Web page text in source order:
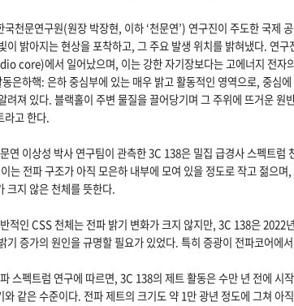
국천문연구원(원장 박장현, 이하 ‘천문연’) 연구진이 주도한 국
이 밝아지는 현상을 포착하고, 그 주요 발생 위치를 밝혀냈다. 연
core)에서 일어났으며, 이는 강한 자기장보다는 고에너지 전자
은하핵: 은하 중심부에 있는 매우 밝고 활동적인 영역으로, 중심
려져 있다. 블랙홀이 주변 물질을 끌어당기며 그 주위에 뜨거운
라고 한다.
연 이상성 박사 연구팀이 관측한 3C 138은 밀집 급경사 스펙
는 전파 구조가 아직 모은하 내부에 모여 있을 정도로 작고 젊으
크지 않은 천체를 뜻한다.
적인 CSS 천체는 전파 밝기 변화가 크지 않지만, 3C 138은
기 증가의 원인을 규명할 필요가 있었다. 특히 증광이 전파코어에
스펙트럼 연구에 따르면, 3C 138의 제트 활동은 수만 년 전에
와 같은 수준이다. 전파 제트의 크기도 약 1만 광년 정도에 그쳐